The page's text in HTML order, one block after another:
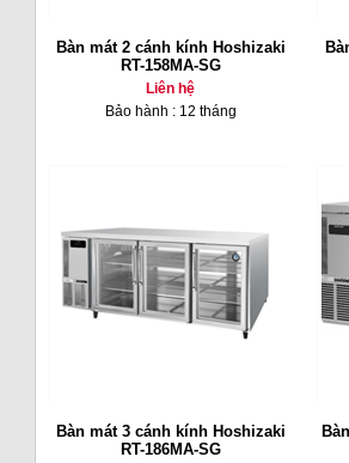
Bàn mát 2 cánh kính Hoshizaki
RT-158MA-SG
Liên hệ
Bảo hành : 12 tháng
Bàn mát 3 cánh kính Hoshizaki
RT-186MA-SG